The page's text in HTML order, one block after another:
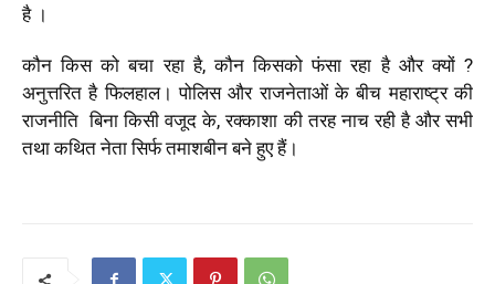
है ।
कौन किस को बचा रहा है, कौन किसको फंसा रहा है और क्यों ?
अनुत्तरित है फिलहाल। पोलिस और राजनेताओं के बीच महाराष्ट्र की
राजनीति बिना किसी वजूद के, रक्काशा की तरह नाच रही है और सभी
तथा कथित नेता सिर्फ तमाशबीन बने हुए हैं।